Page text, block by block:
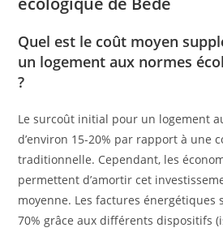
Quel est le coût moyen
un logement aux normes
?
Le surcoût initial pour un logement
d’environ 15-20% par rapport à une
traditionnelle. Cependant, les
permettent d’amortir cet
moyenne. Les factures énergétiques
70% grâce aux différents dispositifs